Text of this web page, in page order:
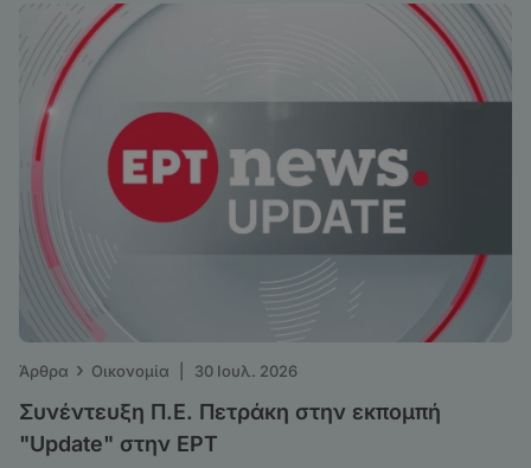
Άρθρα › Οικονομία 30 Ιουλ. 2026
Συνέντευξη Π.Ε. Πετράκη στην εκπομπή
"Update" στην ΕΡΤ